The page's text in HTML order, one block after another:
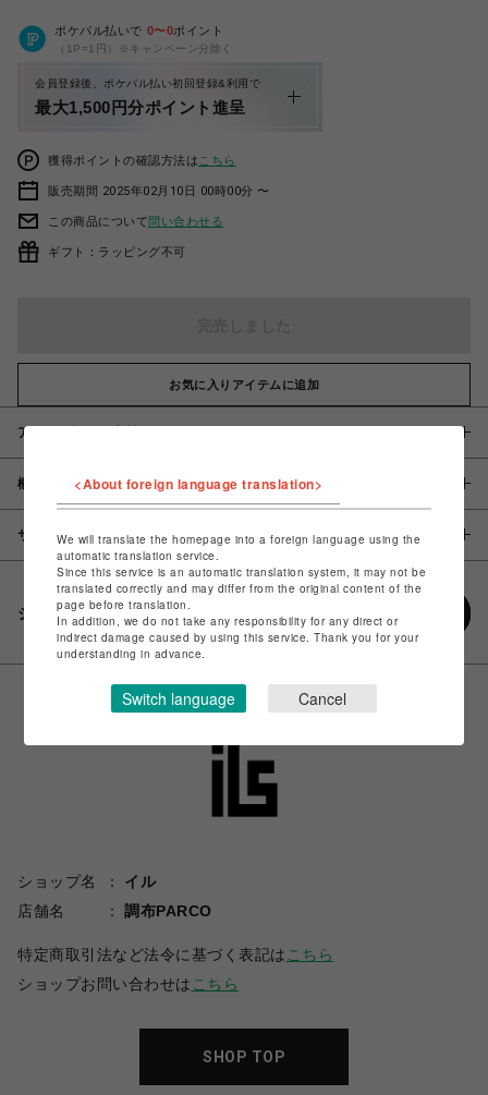
ポケパル払いで 0〜0ポイント
（1P=1円）※キャンペーン分除く
会員登録後、ポケパル払い初回登録&利用で
最大1,500円分ポイント進呈
獲得ポイントの確認方法は こちら
販売期間 2025年02月10日 00時00分 〜
この商品について問い合わせる
ギフト：ラッピング不可
お気に入りアイテムに追加
アイテム説明 / 素材
概要
サイズ
シェアする
ショップ名
イル
店舗名
調布PARCO
特定商取引法など法令に基づく表記は こちら
ショップお問い合わせは こちら
SHOP TOP
<About foreign language translation>
We will translate the homepage into a foreign language using the
automatic translation service.
Since this service is an automatic translation system, it may not be
translated correctly and may differ from the original content of the
page before translation.
In addition, we do not take any responsibility for any direct or
indirect damage caused by using this service. Thank you for your
understanding in advance.
Switch language Cancel